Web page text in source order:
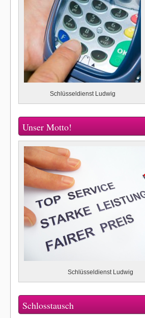
Schlüsseldienst Ludwig
Unser Motto!
Schlüsseldienst Ludwig
Schlosstausch